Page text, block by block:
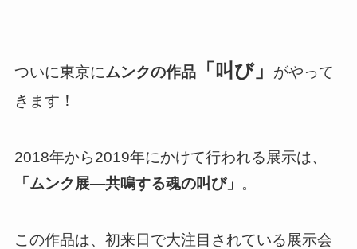
ついに東京にムンクの作品「叫び」
がやって
きます！
2018年から2019年にかけて行われる展示は、
「ムンク展―共鳴する魂の叫び」 。
この作品は、初来日で大注目されている展示会